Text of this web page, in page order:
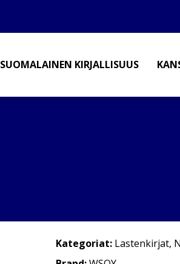
SUOMALAINEN KIRJALLISUUS
Kategoriat: Lastenkirjat,